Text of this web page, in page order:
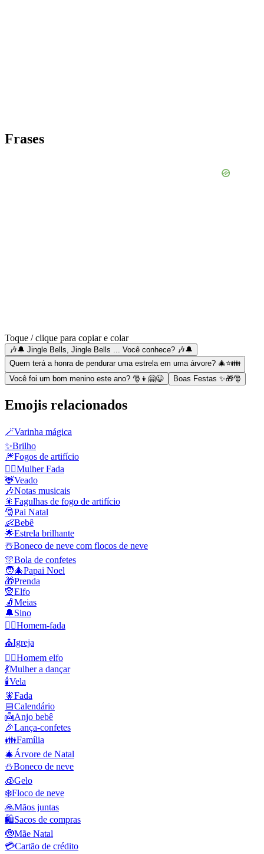
Frases
Toque / clique para copiar e colar
🎶🔔 Jingle Bells, Jingle Bells ... Você conhece? 🎶🔔
Quem terá a honra de pendurar uma estrela em uma árvore? 🎄⭐👪
Você foi um bom menino este ano? 🎅👦🤗😉
Boas Festas ✨🎁🎅
Emojis relacionados
🪄Varinha mágica
✨Brilho
🎆Fogos de artifício
🧚‍♀️Mulher Fada
🦌Veado
🎶Notas musicais
🎇 Fagulhas de fogo de artifício
🎅Pai Natal
👶Bebê
🌟Estrela brilhante
☃️Boneco de neve com flocos de neve
🎊Bola de confetes
🧑‍🎄Papai Noel
🎁Prenda
🧝Elfo
🧦Meias
🔔Sino
🧚‍♂️Homem-fada
⛪Igreja
🧝‍♂️Homem elfo
💃Mulher a dançar
🕯️Vela
🧚Fada
📅Calendário
👼Anjo bebê
🎉Lança-confetes
👪Família
🎄Árvore de Natal
⛄Boneco de neve
🧊Gelo
❄️Floco de neve
🙏Mãos juntas
🛍️Sacos de compras
🤶Mãe Natal
💳Cartão de crédito